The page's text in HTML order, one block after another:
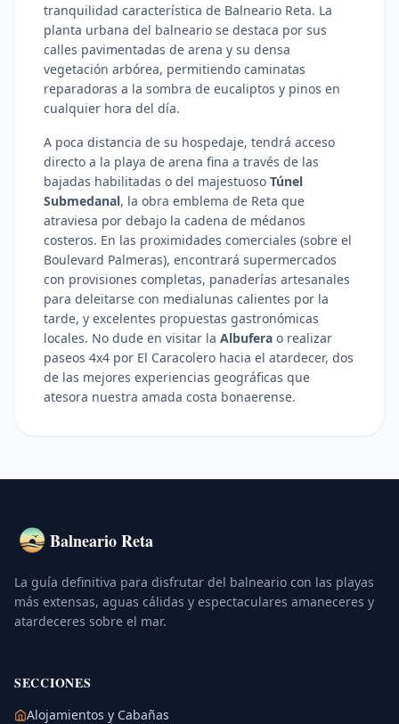
tranquilidad característica de Balneario Reta. La
planta urbana del balneario se destaca por sus
calles pavimentadas de arena y su densa
vegetación arbórea, permitiendo caminatas
reparadoras a la sombra de eucaliptos y pinos en
cualquier hora del día.
A poca distancia de su hospedaje, tendrá acceso
directo a la playa de arena fina a través de las
bajadas habilitadas o del majestuoso Túnel
Submedanal, la obra emblema de Reta que
atraviesa por debajo la cadena de médanos
costeros. En las proximidades comerciales (sobre el
Boulevard Palmeras), encontrará supermercados
con provisiones completas, panaderías artesanales
para deleitarse con medialunas calientes por la
tarde, y excelentes propuestas gastronómicas
locales. No dude en visitar la Albufera o realizar
paseos 4x4 por El Caracolero hacia el atardecer, dos
de las mejores experiencias geográficas que
atesora nuestra amada costa bonaerense.
Balneario Reta
La guía definitiva para disfrutar del balneario con las playas
más extensas, aguas cálidas y espectaculares amaneceres y
atardeceres sobre el mar.
SECCIONES
Alojamientos y Cabañas